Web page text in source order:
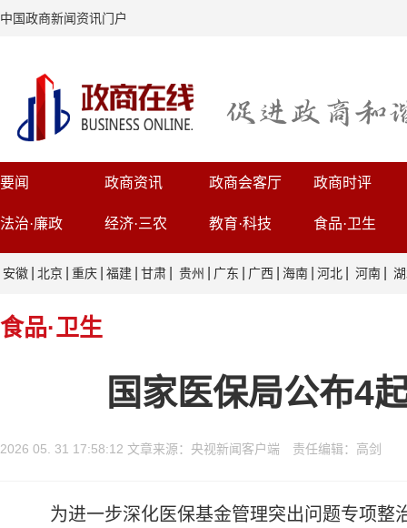
中国政商新闻资讯门户
要闻 政商资讯 政商会客厅 政商时评
法治·廉政 经济·三农 教育·科技 食品·卫生
安徽 北京 重庆 福建 甘肃 贵州 广东 广西 海南 河北 河南
食品·卫生
国家医保局公布4
2026 05. 31 17:58:12 文章来源：央视新闻客户端 责任编辑：高剑
为进一步深化医保基金管理突出问题专项整